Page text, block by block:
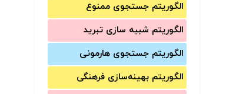
الگوریتم جستجوی ممنوع
الگوریتم شبیه سازی تبرید
الگوریتم جستجوی هارمونی
الگوریتم بهینه‌سازی فرهنگی